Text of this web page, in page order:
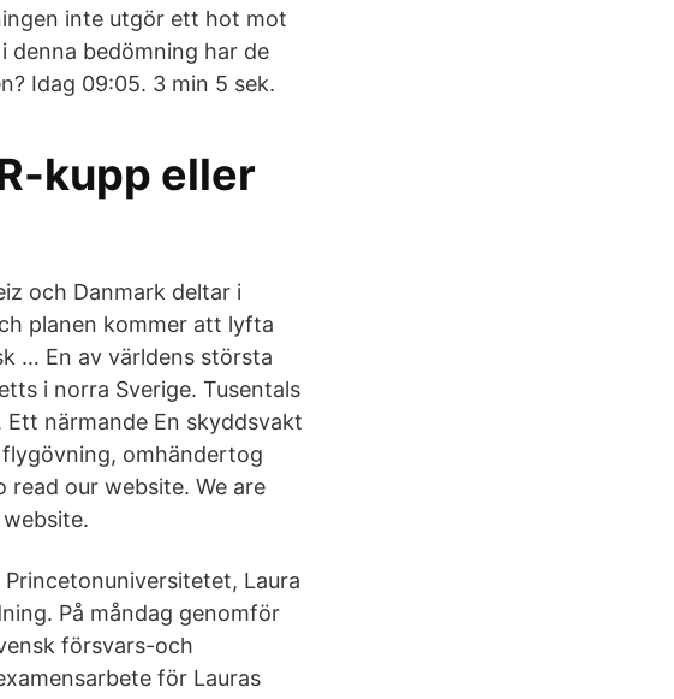
inte utgör ett hot mot
denna bedömning har de
Idag 09:05. 3 min 5 sek.
kupp eller
och Danmark deltar i
planen kommer att lyfta
… En av världens största
i norra Sverige. Tusentals
närmande En skyddsvakt
omhändertog
read our website. We are
Laura
På måndag genomför
försvars-och
för Lauras